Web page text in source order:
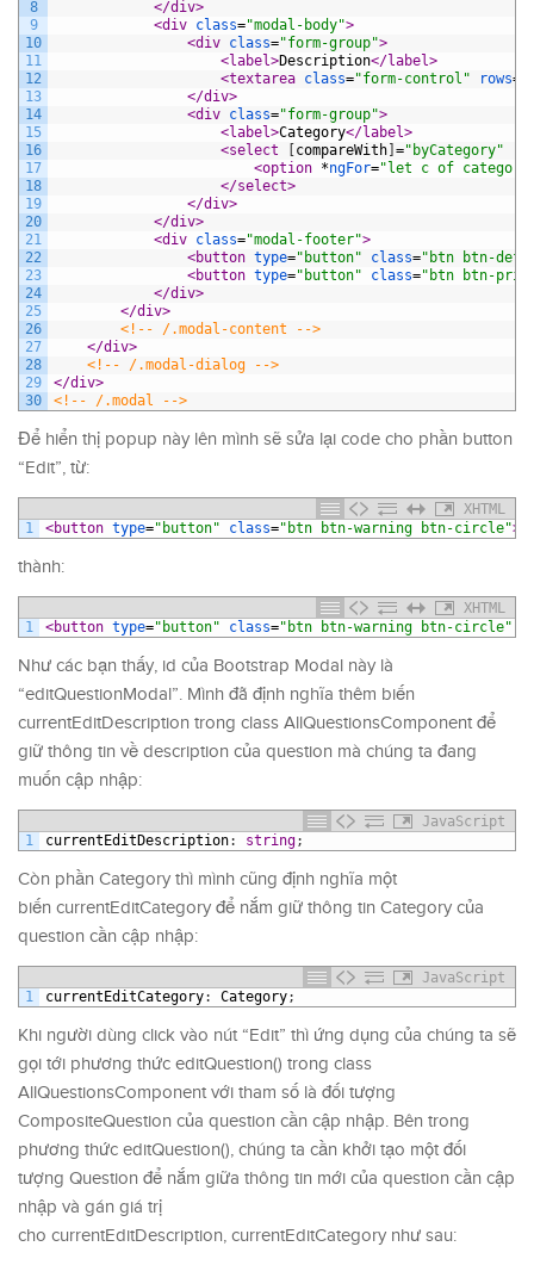
8
9
10
11
12
13
14
15
16
17
18
19
20
21
22
23
24
25
26
27
28
29
30
</div>
<div class="modal-body">
<div class="form-group">
<label>Description</label>
<textarea class="form-control" rows=
</div>
<div class="form-group">
<label>Category</label>
<select
[compareWith] ="byCategory"
<option *ngFor="let c of
</select>
</div>
</div>
<div class="modal-footer">
<button type="button" class="btn btn-
<button type="button" class="btn btn-
</div>
</div>
<!-- /.modal-content -->
</div>
<!-- /.modal-dialog -->
</div>
<!-- /.modal -->
Để hiển thị popup này lên mình sẽ sửa lại code cho phần button
“Edit”, từ:
XHTML
1
<button type="button" class="btn btn-warning btn-circle">
thành:
XHTML
1
<button type="button" class="btn btn-warning btn-circle"
Như các bạn thấy, id của Bootstrap Modal này là
“editQuestionModal”. Mình đã định nghĩa thêm biến
currentEditDescription trong class AllQuestionsComponent để
giữ thông tin về description của question mà chúng ta đang
muốn cập nhập:
JavaScript
1
currentEditDescription: string;
Còn phần Category thì mình cũng định nghĩa một
biến currentEditCategory để nắm giữ thông tin Category của
question cần cập nhập:
JavaScript
1
currentEditCategory: Category;
Khi người dùng click vào nút “Edit” thì ứng dụng của chúng ta sẽ
gọi tới phương thức editQuestion() trong class
AllQuestionsComponent với tham số là đối tượng
CompositeQuestion của question cần cập nhập. Bên trong
phương thức editQuestion(), chúng ta cần khởi tạo một đối
tượng Question để nắm giữa thông tin mới của question cần cập
nhập và gán giá trị
cho currentEditDescription, currentEditCategory như sau: